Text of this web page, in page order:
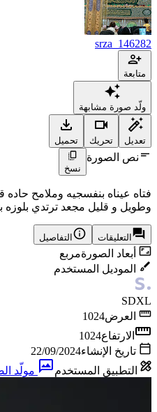
srza_146282
متابعة
ولّد صورة مشابهة
تعديل تحريك تحميل
نص الصورة
نسخ
فتاه عيناه بنفسجيه وملامح
وطويل و قليل مجعد ترتدي
التعليقات التفاصيل
أبعاد الصورةمربع
الموديل المستخدم
SDXL
العرض1024
الارتفاع1024
تاريخ الإنشاء22/09/2024
التطبيق المستخدم
مولّد